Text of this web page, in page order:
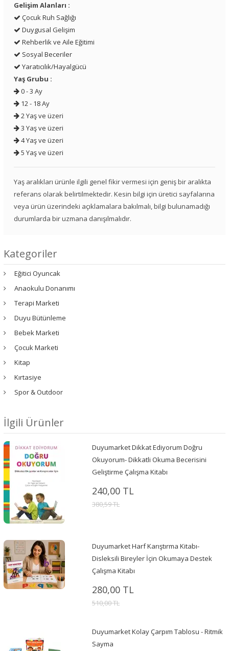
Gelişim Alanları :
Çocuk Ruh Sağlığı
Duygusal Gelişim
Rehberlik ve Aile Eğitimi
Sosyal Beceriler
Yaratıcılık/Hayalgücü
Yaş Grubu :
0 - 3 Ay
12 - 18 Ay
2 Yaş ve üzeri
3 Yaş ve üzeri
4 Yaş ve üzeri
5 Yaş ve üzeri
Yaş aralıkları ürünle ilgili genel fikir vermesi için geniş bir aralıkta
referans olarak belirtilmektedir. Kesin bilgi için üretici sayfalarına
veya ürün üzerindeki açıklamalara bakılmalı, bilgi bulunamadığı
durumlarda bir uzmana danışılmalıdır.
Kategoriler
Eğitici Oyuncak
Anaokulu Donanımı
Terapi Marketi
Duyu Bütünleme
Bebek Marketi
Çocuk Marketi
Kitap
Kırtasiye
Spor & Outdoor
İlgili Ürünler
Duyumarket Dikkat Ediyorum Doğru
Okuyorum- Dikkatli Okuma Becerisini
Geliştirme Çalışma Kitabı
240,00 TL
380,59 TL
Duyumarket Harf Karıştırma Kitabı-
Disleksili Bireyler İçin Okumaya Destek
Çalışma Kitabı
280,00 TL
510,00 TL
Duyumarket Kolay Çarpım Tablosu - Ritmik
Sayma